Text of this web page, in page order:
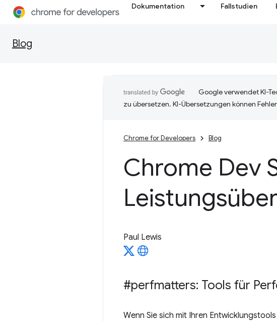
Dokumentation Fallstudien
Blog
Google verwendet KI-
zu übersetzen. KI-Übersetzungen können
Chrome for Developers Blog
Chrome Dev
Paul Lewis
#perfmatters: Tools für
Wenn Sie sich mit Ihren